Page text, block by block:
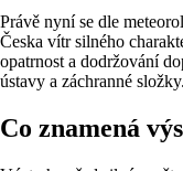
Právě nyní se dle
Česka vítr silného
opatrnost a dodržování
ústavy a záchranné složky.
Co znamená